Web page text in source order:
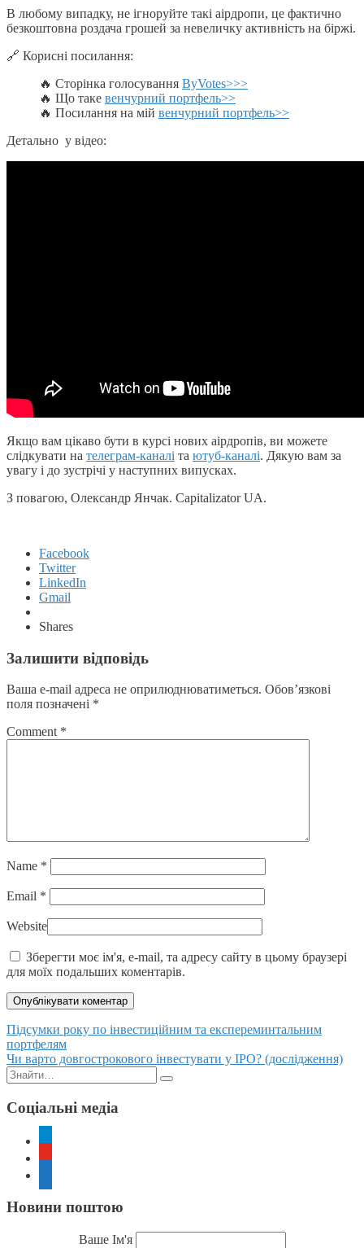
В любому випадку, не ігноруйте такі аірдропи, це фактично
безкоштовна роздача грошей за невеличку активність на біржі.
🔗 Корисні посилання:
🔥 Сторінка голосування ByVotes>>>
🔥 Що таке венчурний портфель>>
🔥 Посилання на мій венчурний портфель>>
Детально у відео:
Якщо вам цікаво бути в курсі нових аірдропів, ви можете
слідкувати на телеграм-каналі та ютуб-каналі. Дякую вам за
увагу і до зустрічі у наступних випусках.
З повагою, Олександр Янчак. Capitalizator UA.
Facebook
Twitter
LinkedIn
Gmail
Shares
Залишити відповідь
Ваша e-mail адреса не оприлюднюватиметься. Обов’язкові
поля позначені *
Comment *
Name *
Email *
Website
Зберегти моє ім'я, e-mail, та адресу сайту в цьому браузері
для моїх подальших коментарів.
Posts
navigation
Підсумки року по інвестиційним та експереминтальним
портфелям
Чи варто довгострокового інвестувати у IPO? (дослідження)
Пошук:
Соціальні медіа
Новини поштою
Ваше Ім'я